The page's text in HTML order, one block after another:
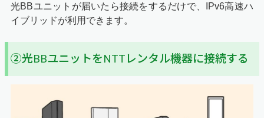
光BBユニットが届いたら接続をするだけで、IPv6高速ハ
イブリッドが利用できます。
②光BBユニットをNTTレンタル機器に接続する